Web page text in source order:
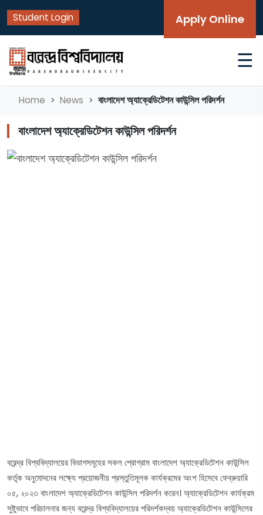
Student Login Apply Online
☰
Home News বাংলাদেশ অ্যাক্রেডিটেশন কাউন্সিল পরিদর্শন
বাংলাদেশ অ্যাক্রেডিটেশন কাউন্সিল পরিদর্শন
বরেন্দ্র বিশ্ববিদ্যালয়ের বিভাগসমূহের সকল প্রোগ্রাম বাংলাদেশ অ্যাক্রেডিটেশন কাউন্সিল
কর্তৃক অনুমোদনের লক্ষ্যে প্রয়োজনীয় প্রস্তুতিমূলক কার্যক্রমের অংশ হিসেবে ফেব্রুয়ারি
০৫, ২০২৩ বাংলাদেশ অ্যাক্রেডিটেশন কাউন্সিল পরিদর্শন করেন। অ্যাক্রেডিটেশন কার্যক্রম
সুষ্টুভাবে পরিচালনার জন্য বরেন্দ্র বিশ্ববিদ্যালয়ের পরিদর্শকদ্বয় অ্যাক্রেডিটেশন কাউন্সিলের